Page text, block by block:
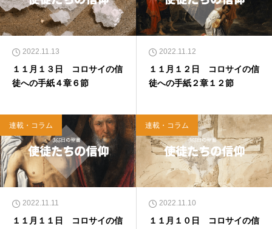
2022.11.13
１１月１３日 コロサイの信
徒への手紙４章６節
2022.11.12
１１月１２日 コロサイの信
徒への手紙２章１２節
連載・コラム
2022.11.11
１１月１１日 コロサイの信
連載・コラム
2022.11.10
１１月１０日 コロサイの信